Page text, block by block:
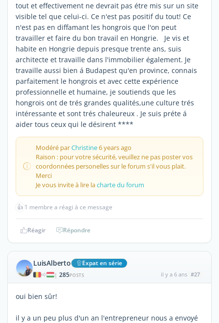
tout et effectivement ne devrait pas étre mis sur un site
visible tel que celui-ci. Ce n'est pas positif du tout! Ce
n'est pas en diffamant les hongrois que l'on peut
travailler et faire du bon travail en Hongrie. Je vis et
habite en Hongrie depuis presque trente ans, suis
architecte et travaille dans l'immobilier également. Je
travaille aussi bien á Budapest qu'en province, connais
parfaitement le hongrois et avec cette expérience
professionnelle et humaine, je soutiends que les
hongrois ont de trés grandes qualités,une culture trés
intéressante et sont trés chaleureux . Je suis préte á
aider tous ceux qui le désirent ****
Modéré parChristine6 years ago
Raison : pour votre sécurité, veuillez ne pas poster vos
coordonnées personelles sur le forum s'il vous plait.
Merci
Je vous invite à lire lacharte du forum
👍 1 membre a réagi à ce message
Réagir Répondre
LuisAlberto Expat en série
| 285POSTS il y a 6 ans #27
oui bien sûr!
il y a un peu plus d'un an l'entrepreneur nous a envoyé